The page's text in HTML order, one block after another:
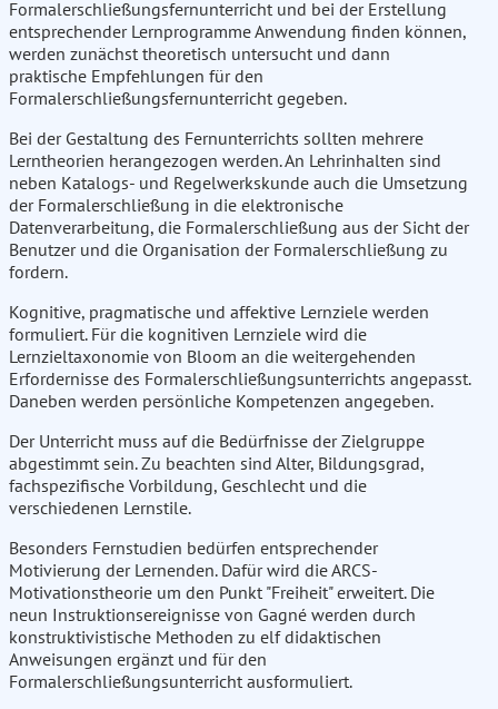
Formalerschließungsfernunterricht und bei der Erstellung
entsprechender Lernprogramme Anwendung finden können,
werden zunächst theoretisch untersucht und dann
praktische Empfehlungen für den
Formalerschließungsfernunterricht gegeben.
Bei der Gestaltung des Fernunterrichts sollten mehrere
Lerntheorien herangezogen werden. An Lehrinhalten sind
neben Katalogs- und Regelwerkskunde auch die Umsetzung
der Formalerschließung in die elektronische
Datenverarbeitung, die Formalerschließung aus der Sicht der
Benutzer und die Organisation der Formalerschließung zu
fordern.
Kognitive, pragmatische und affektive Lernziele werden
formuliert. Für die kognitiven Lernziele wird die
Lernzieltaxonomie von Bloom an die weitergehenden
Erfordernisse des Formalerschließungsunterrichts angepasst.
Daneben werden persönliche Kompetenzen angegeben.
Der Unterricht muss auf die Bedürfnisse der Zielgruppe
abgestimmt sein. Zu beachten sind Alter, Bildungsgrad,
fachspezifische Vorbildung, Geschlecht und die
verschiedenen Lernstile.
Besonders Fernstudien bedürfen entsprechender
Motivierung der Lernenden. Dafür wird die ARCS-
Motivationstheorie um den Punkt "Freiheit" erweitert. Die
neun Instruktionsereignisse von Gagné werden durch
konstruktivistische Methoden zu elf didaktischen
Anweisungen ergänzt und für den
Formalerschließungsunterricht ausformuliert.